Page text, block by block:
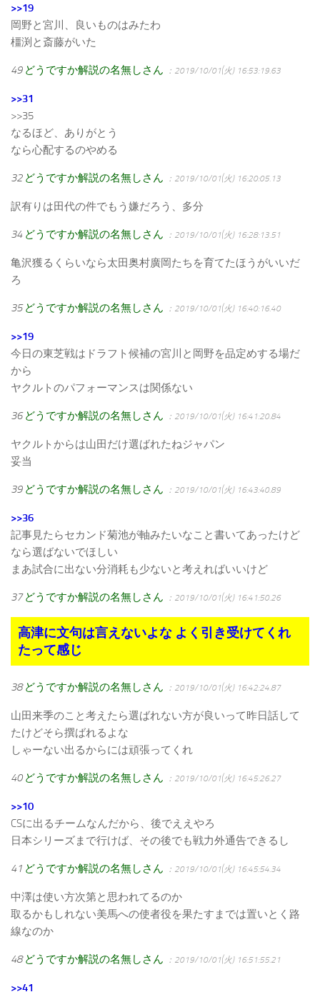
>>19
岡野と宮川、良いものはみたわ
橿渕と斎藤がいた
49 どうですか解説の名無しさん ：2019/10/01(火) 16:53:19.63
>>31
>>35
なるほど、ありがとう
なら心配するのやめる
32 どうですか解説の名無しさん ：2019/10/01(火) 16:20:05.13
訳有りは田代の件でもう嫌だろう、多分
34 どうですか解説の名無しさん ：2019/10/01(火) 16:28:13.51
亀沢獲るくらいなら太田奥村廣岡たちを育てたほうがいいだ
ろ
35 どうですか解説の名無しさん ：2019/10/01(火) 16:40:16.40
>>19
今日の東芝戦はドラフト候補の宮川と岡野を品定めする場だ
から
ヤクルトのパフォーマンスは関係ない
36 どうですか解説の名無しさん ：2019/10/01(火) 16:41:20.84
ヤクルトからは山田だけ選ばれたねジャパン
妥当
39 どうですか解説の名無しさん ：2019/10/01(火) 16:43:40.89
>>36
記事見たらセカンド菊池が軸みたいなこと書いてあったけど
なら選ばないでほしい
まあ試合に出ない分消耗も少ないと考えればいいけど
37 どうですか解説の名無しさん ：2019/10/01(火) 16:41:50.26
高津に文句は言えないよな よく引き受けてくれ
たって感じ
38 どうですか解説の名無しさん ：2019/10/01(火) 16:42:24.87
山田来季のこと考えたら選ばれない方が良いって昨日話して
たけどそら撰ばれるよな
しゃーない出るからには頑張ってくれ
40 どうですか解説の名無しさん ：2019/10/01(火) 16:45:26.27
>>10
CSに出るチームなんだから、後でええやろ
日本シリーズまで行けば、その後でも戦力外通告できるし
41 どうですか解説の名無しさん ：2019/10/01(火) 16:45:54.34
中澤は使い方次第と思われてるのか
取るかもしれない美馬への使者役を果たすまでは置いとく路
線なのか
48 どうですか解説の名無しさん ：2019/10/01(火) 16:51:55.21
>>41